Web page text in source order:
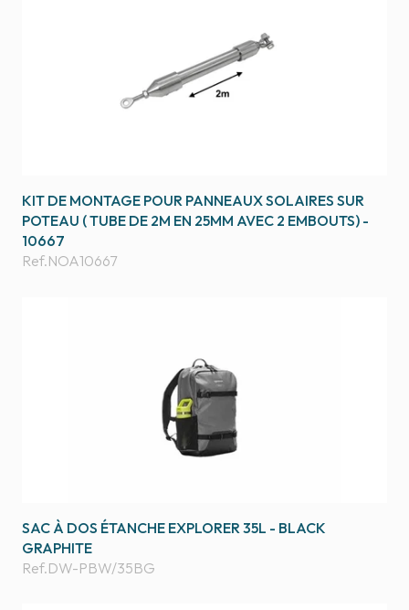
KIT DE MONTAGE POUR PANNEAUX SOLAIRES SUR
POTEAU ( TUBE DE 2M EN 25MM AVEC 2 EMBOUTS) -
10667
Ref.NOA10667
SAC À DOS ÉTANCHE EXPLORER 35L - BLACK
GRAPHITE
Ref.DW-PBW/35BG